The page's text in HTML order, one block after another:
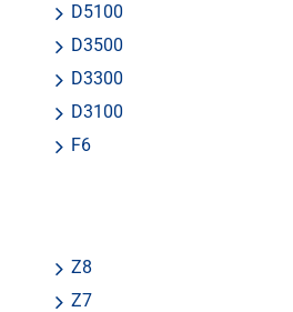
D5100
D3500
D3300
D3100
F6
Z8
Z7